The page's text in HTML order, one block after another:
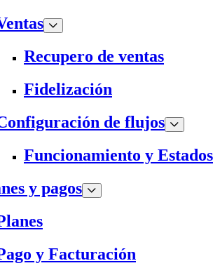
Recupero de ventas
Fidelización
de flujos
Funcionamiento y Estados
y pagos
y Facturación